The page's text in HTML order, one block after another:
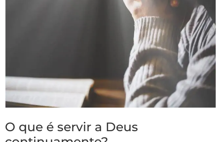
O que é servir a Deus